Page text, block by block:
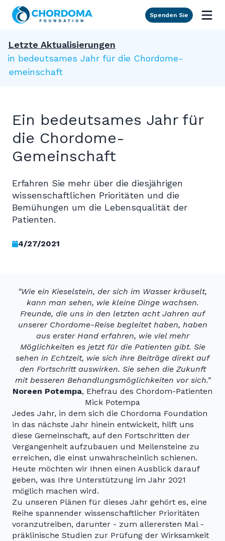
Skip to Main Content
Spenden Sie
Letzte Aktualisierungen
Ein bedeutsames Jahr für die Chordome-
Gemeinschaft
Ein bedeutsames Jahr für
die Chordome-
Gemeinschaft
Erfahren Sie mehr über die diesjährigen
wissenschaftlichen Prioritäten und die
Bemühungen um die Lebensqualität der
Patienten.
4/27/2021
"Wie ein Kieselstein, der sich im Wasser kräuselt,
kann man sehen, wie kleine Dinge wachsen.
Freunde, die uns in den letzten acht Jahren auf
unserer Chordome-Reise begleitet haben, haben
aus erster Hand erfahren, wie viel mehr
Möglichkeiten es jetzt für die Patienten gibt. Sie
sehen in Echtzeit, wie sich ihre Beiträge direkt auf
den Fortschritt auswirken. Sie sehen die Zukunft
mit besseren Behandlungsmöglichkeiten vor sich."
Noreen Potempa, Ehefrau des Chordom-Patienten
Mick Potempa
Jedes Jahr, in dem sich die Chordoma Foundation
in das nächste Jahr hinein entwickelt, hilft uns
diese Gemeinschaft, auf den Fortschritten der
Vergangenheit aufzubauen und Meilensteine zu
erreichen, die einst unwahrscheinlich schienen.
Heute möchten wir Ihnen einen Ausblick darauf
geben, was Ihre Unterstützung im Jahr 2021
möglich machen wird.
Zu unseren Plänen für dieses Jahr gehört es, eine
Reihe spannender wissenschaftlicher Prioritäten
voranzutreiben, darunter - zum allerersten Mal -
präklinische Studien zur Prüfung der Wirksamkeit